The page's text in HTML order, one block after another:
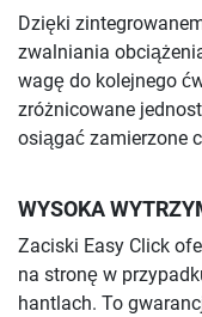
Dzięki
zwalniania
wagę do kolejnego
zróżnicowane
osiągać zamierzone
WYSOKA
Zaciski Easy Click
na stronę w
hantlach. To